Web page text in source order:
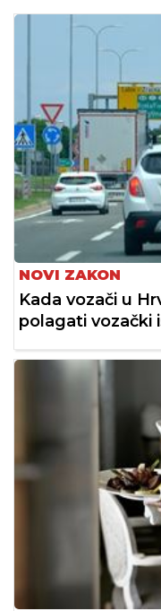
NOVI ZAKON
Kada vozači u
polagati vozački